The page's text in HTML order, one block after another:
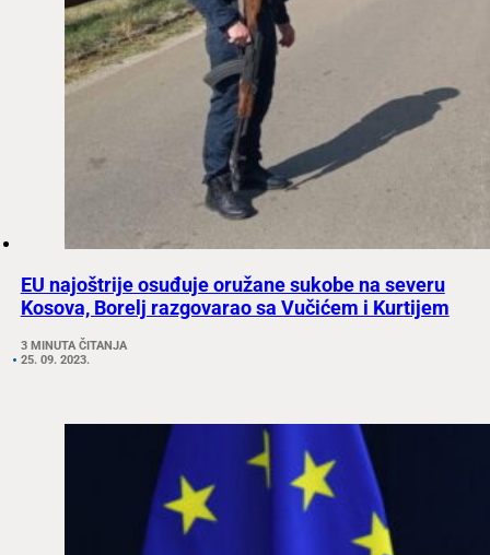
EU najoštrije osuđuje oružane sukobe na severu
Kosova, Borelj razgovarao sa Vučićem i Kurtijem
3 MINUTA ČITANJA
25. 09. 2023.